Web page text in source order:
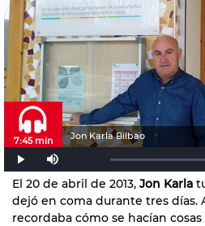
Jon Karla Bilbao
7:45 min
El 20 de abril de 2013, Jon Karla
dejó en coma durante tres días.
recordaba cómo se hacían